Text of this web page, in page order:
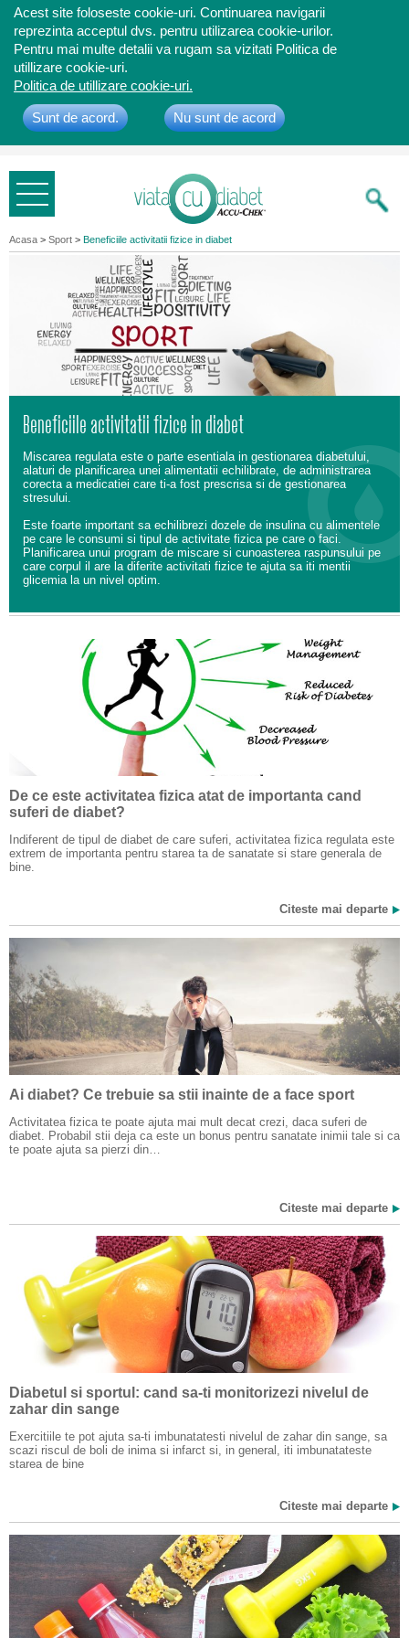
Acest site foloseste cookie-uri. Continuarea navigarii
reprezinta acceptul dvs. pentru utilizarea cookie-urilor.
Pentru mai multe detalii va rugam sa vizitati Politica de
utillizare cookie-uri.
Politica de utillizare cookie-uri.
Sunt de acord. Nu sunt de acord
Bine ati
venit
Acasa > Sport > Beneficiile activitatii fizice in diabet
Beneficiile activitatii fizice in diabet
Miscarea regulata este o parte esentiala in gestionarea diabetului,
alaturi de planificarea unei alimentatii echilibrate, de administrarea
corecta a medicatiei care ti-a fost prescrisa si de gestionarea
stresului.
Este foarte important sa echilibrezi dozele de insulina cu alimentele
pe care le consumi si tipul de activitate fizica pe care o faci.
Planificarea unui program de miscare si cunoasterea raspunsului pe
care corpul il are la diferite activitati fizice te ajuta sa iti mentii
glicemia la un nivel optim.
De ce este activitatea fizica atat de importanta cand
suferi de diabet?
Indiferent de tipul de diabet de care suferi, activitatea fizica regulata este
extrem de importanta pentru starea ta de sanatate si stare generala de
bine.
Citeste mai departe
Ai diabet? Ce trebuie sa stii inainte de a face sport
Activitatea fizica te poate ajuta mai mult decat crezi, daca suferi de
diabet. Probabil stii deja ca este un bonus pentru sanatate inimii tale si ca
te poate ajuta sa pierzi din…
Citeste mai departe
Diabetul si sportul: cand sa-ti monitorizezi nivelul de
zahar din sange
Exercitiile te pot ajuta sa-ti imbunatatesti nivelul de zahar din sange, sa
scazi riscul de boli de inima si infarct si, in general, iti imbunatateste
starea de bine
Citeste mai departe